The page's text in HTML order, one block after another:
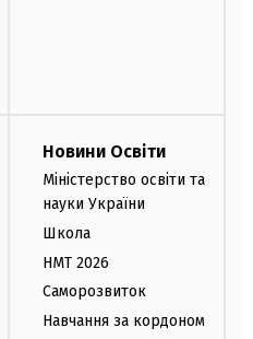
Новини Освіти
Міністерство освіти та
науки України
Школа
НМТ 2026
Саморозвиток
Навчання за кордоном